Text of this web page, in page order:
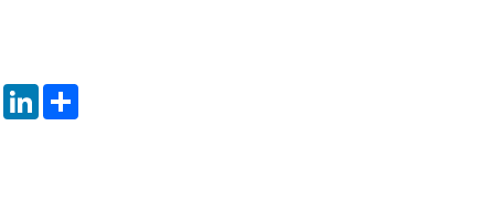
LinkedInShare